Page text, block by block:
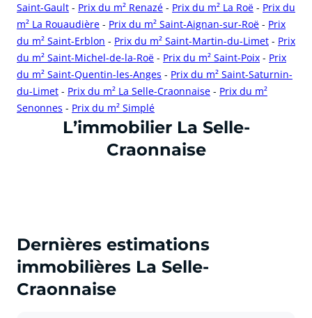
Saint-Gault - Prix du m² Renazé - Prix du m² La Roë - Prix du
m² La Rouaudière - Prix du m² Saint-Aignan-sur-Roë - Prix
du m² Saint-Erblon - Prix du m² Saint-Martin-du-Limet - Prix
du m² Saint-Michel-de-la-Roë - Prix du m² Saint-Poix - Prix
du m² Saint-Quentin-les-Anges - Prix du m² Saint-Saturnin-
du-Limet - Prix du m² La Selle-Craonnaise - Prix du m²
Senonnes - Prix du m² Simplé
cliquer pour afficher plus du text
L’immobilier La Selle-
Craonnaise
Dernières estimations
immobilières La Selle-
Craonnaise